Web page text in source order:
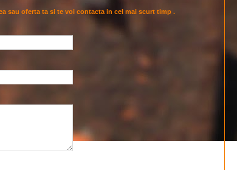
sau oferta ta si te voi contacta in cel mai scurt timp .